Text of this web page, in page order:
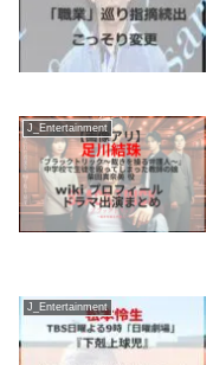
J_Entertainment
J_Entertainment